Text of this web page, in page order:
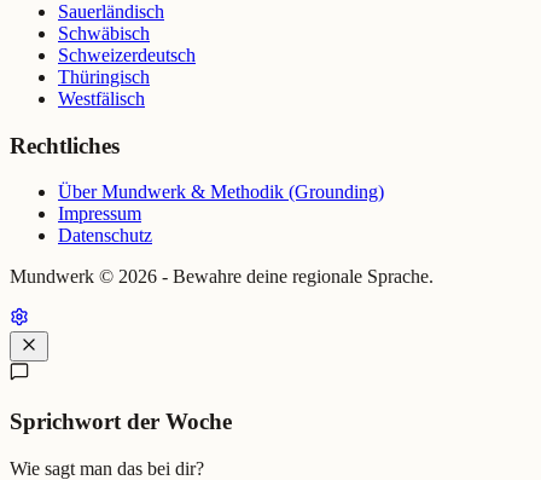
Sauerländisch
Schwäbisch
Schweizerdeutsch
Thüringisch
Westfälisch
Rechtliches
Über Mundwerk & Methodik (Grounding)
Impressum
Datenschutz
Mundwerk © 2026 - Bewahre deine regionale Sprache.
Sprichwort der Woche
Wie sagt man das bei dir?